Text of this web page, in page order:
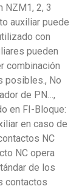
NZM1, 2, 3
auxiliar puede
con
pueden
combinación
posibles., No
de PN…,
en FI-Bloque:
en caso de
NC
NC opera
de los
contactos